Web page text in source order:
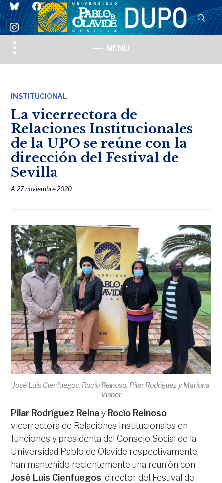
blueskyfacebook
instagram
Toggle
sidebar
MENU
INSTITUCIONAL
La vicerrectora de
Relaciones Institucionales
de la UPO se reúne con la
dirección del Festival de
Sevilla
A27 noviembre 2020
José Luis Cienfuegos, Rocío Reinoso, Pilar Rodríguez y Mariona
Viaber
Pilar Rodríguez Reinay Rocío Reinoso,
vicerrectora de Relaciones Institucionales en
funciones y presidenta del Consejo Social de la
Universidad Pablo de Olavide respectivamente,
han mantenido recientemente una reunión con
José Luis Cienfuegos, director del Festival de